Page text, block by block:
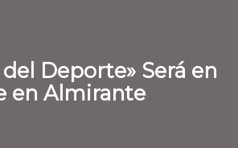
del Deporte» Será en
en Almirante